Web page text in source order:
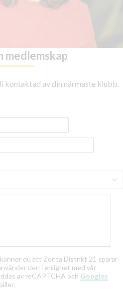
medlemskap
av din närmaste klubb.
du att Zonta Distrikt 21 sparar
den i enlighet med vår
av reCAPTCHA och Googles